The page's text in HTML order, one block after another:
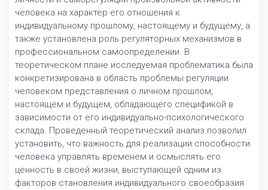
человека на характер его отношения к
индивидуальному прошлому, настоящему и будущему, а
также установлена роль регуляторных механизмов в
профессиональном самоопределении. В
теоретическом плане исследуемая проблематика была
конкретизирована в область проблемы регуляции
человеком представления о личном прошлом,
настоящем и будущем, обладающего спецификой в
зависимости от его индивидуально-психологического
склада. Проведенный теоретический анализ позволил
установить, что важность для реализации способности
человека управлять временем и осмыслять его
ценность в своей жизни, выступающей одним из
факторов становления индивидуального своеобразия